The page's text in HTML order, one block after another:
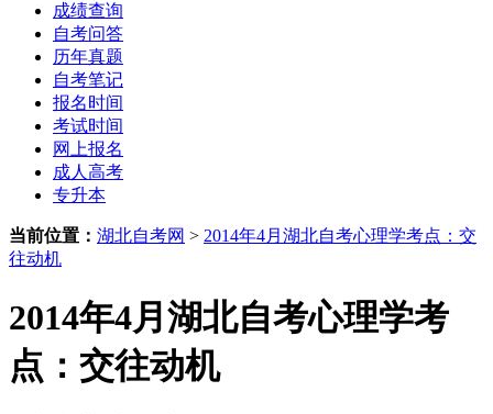
成绩查询
自考问答
历年真题
自考笔记
报名时间
考试时间
网上报名
成人高考
专升本
当前位置： 湖北自考网 > 2014年4月湖北自考心理学考点：交
往动机
2014年4月湖北自考心理学考
点：交往动机